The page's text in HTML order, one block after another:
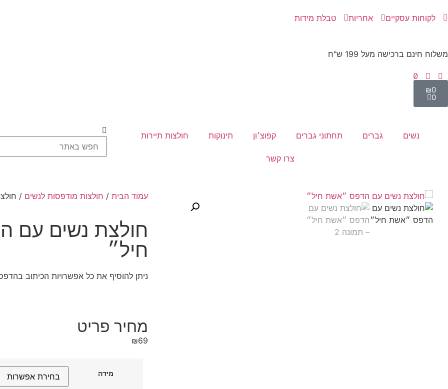
לקוחות עסקיים אחריות טבלת מידות
משלוח חינם ברכישה מעל 199 ש"ח
₪0
0
נשים גברים תחתוני גברים קפוצ׳ון תינוקות חולצות תיירות
צרו קשר
עמוד הבית / חולצות מודפסות לנשים /
חולצת נשים עם
חיל״
ניתן להוסיף את כל אפשרויות הכיתוב
מחיר פריט
₪69
מידה